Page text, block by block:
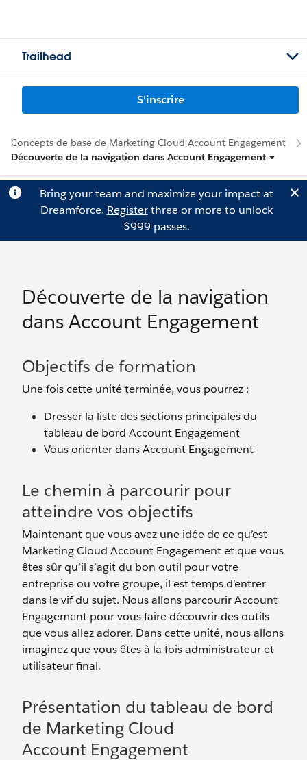
Trailhead
S'inscrire
Concepts de base de Marketing Cloud Account Engagement
Découverte de la navigation dans Account Engagement
Bring your team and maximize your impact at
Dreamforce. Registerthree or more to unlock
$999 passes.
Découverte de la navigation
dans Account Engagement
Objectifs de formation
Une fois cette unité terminée, vous pourrez :
Dresser la liste des sections principales du
tableau de bord Account Engagement
Vous orienter dans Account Engagement
Le chemin à parcourir pour
atteindre vos objectifs
Maintenant que vous avez une idée de ce qu’est
Marketing Cloud Account Engagement et que vous
êtes sûr qu’il s’agit du bon outil pour votre
entreprise ou votre groupe, il est temps d’entrer
dans le vif du sujet. Nous allons parcourir Account
Engagement pour vous faire découvrir des outils
que vous allez adorer. Dans cette unité, nous allons
imaginez que vous êtes à la fois administrateur et
utilisateur final.
Présentation du tableau de bord
de Marketing Cloud
Account Engagement